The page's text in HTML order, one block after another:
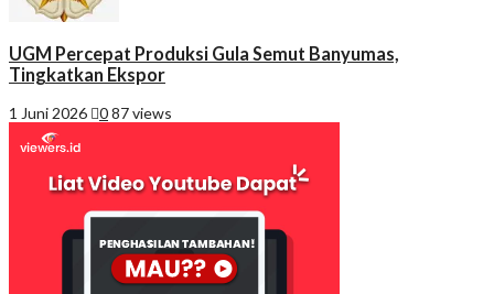
UGM Percepat Produksi Gula Semut Banyumas,
Tingkatkan Ekspor
1 Juni 2026 087 views